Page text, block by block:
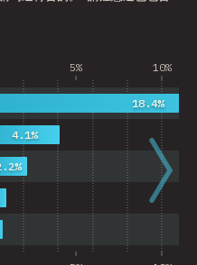
5% 10%
4.1%
18.4%